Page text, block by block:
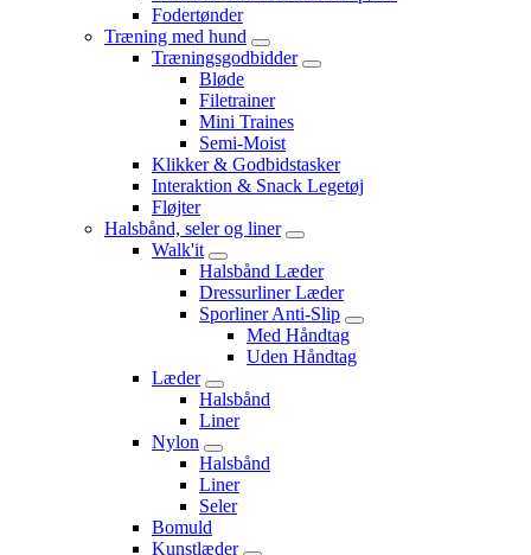
Fodertønder
Træning med hund
Træningsgodbidder
Bløde
Filetrainer
Mini Traines
Semi-Moist
Klikker & Godbidstasker
Interaktion & Snack Legetøj
Fløjter
Halsbånd, seler og liner
Walk'it
Halsbånd Læder
Dressurliner Læder
Sporliner Anti-Slip
Med Håndtag
Uden Håndtag
Læder
Halsbånd
Liner
Nylon
Halsbånd
Liner
Seler
Bomuld
Kunstlæder